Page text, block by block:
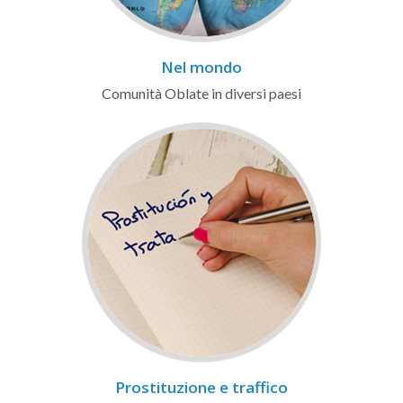
Nel mondo
Comunità Oblate in diversi paesi
Prostituzione e traffico